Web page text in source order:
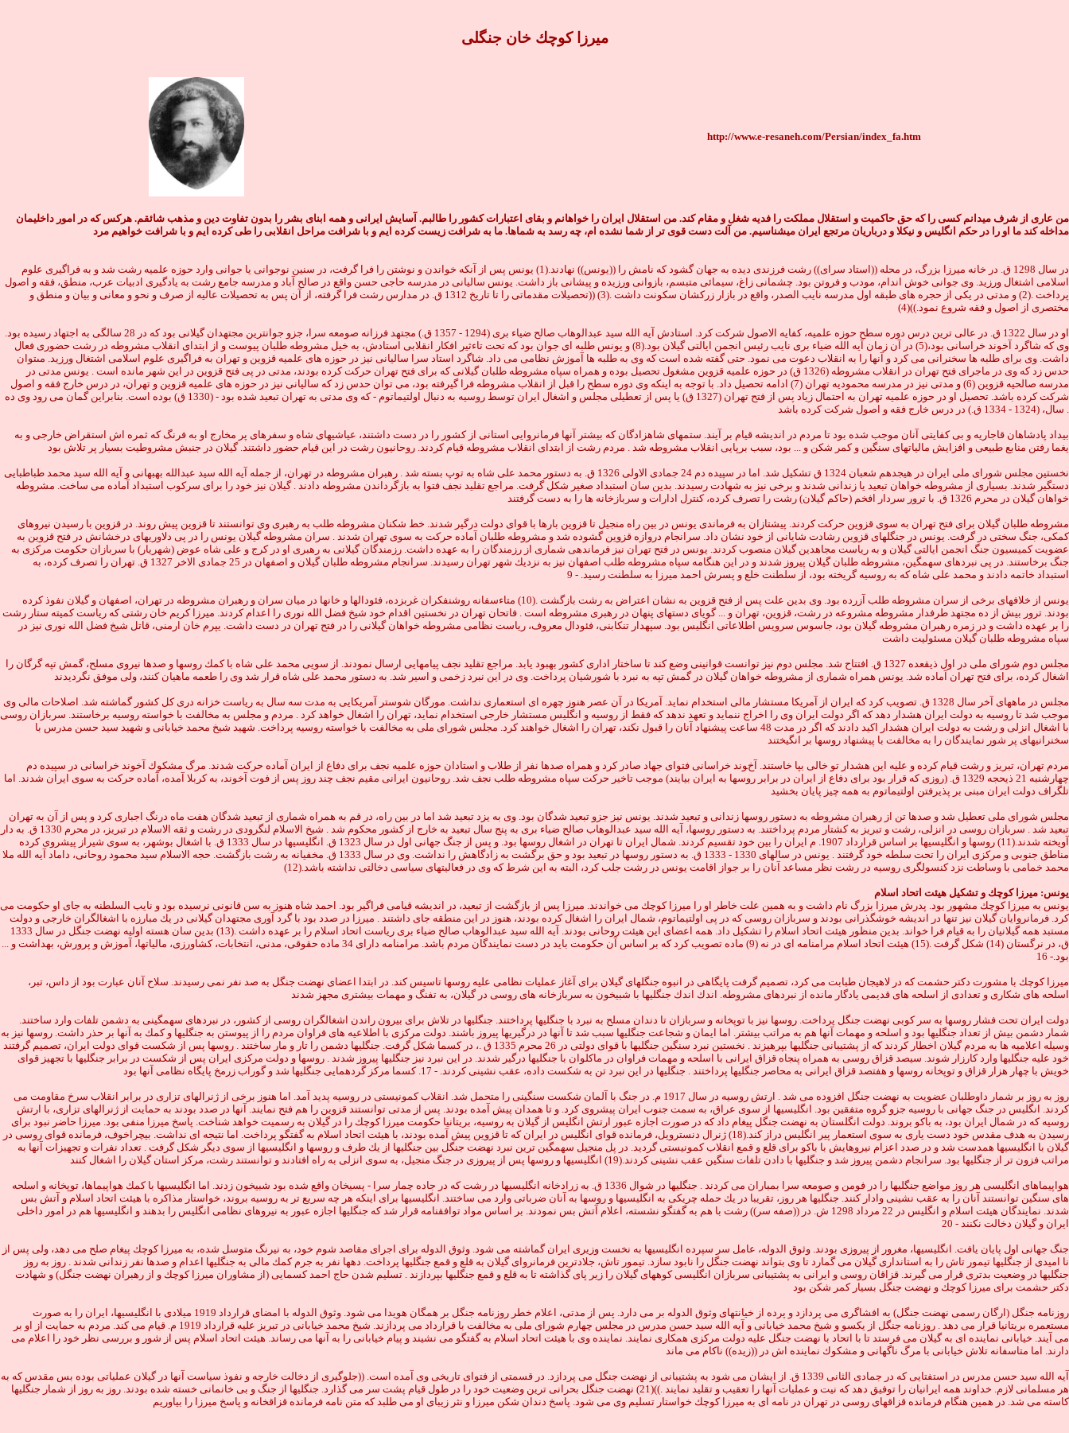
ميرزا كوچك خان جنگلى
http://www.e-resaneh.com/Persian/index_fa.htm
من عاری از شرف میدانم کسی را که حق حاکمیت و استقلال مملکت را فدیه شغل و مقام کند. من استقلال ایران را خواهانم و بقای اعتبارات کشور را طالبم. آسایش ایرانی و همه ابنای بشر را بدون تفاوت دین و مذهب شائقم. هرکس که در امور داخلیمان
مداخله کند ما او را در حکم انگلیس و نیکلا و درباریان مرتجع ایران میشناسیم. من آلت دست قوی تر از شما نشده ام، چه رسد به شماها. ما به شرافت زیست کرده ایم و با شرافت مراحل انقلابی را طی کرده ایم و با شرافت خواهیم مرد
در سال 1298 ق. در خانه ميرزا بزرگ، در محله ((استاد سراى)) رشت فرزندى ديده به جهان گشود كه نامش را ((يونس)) نهادند.(1) يونس پس از آنكه خواندن و نوشتن را فرا گرفت، در سنين نوجوانى يا جوانى وارد حوزه علميه رشت شد و به فراگيرى علوم
اسلامى اشتغال ورزيد. وی جوانى خوش اندام، مودب و فروتن بود. چشمانى زاغ، سیمائى متبسم، بازوانى ورزیده و پیشانى باز داشت. يونس ساليانى در مدرسه حاجى حسن واقع در صالح آباد و مدرسه جامع رشت به يادگيرى ادبيات عرب، منطق، فقه و اصول
پرداخت .(2) و مدتى در يكى از حجره هاى طبقه اول مدرسه نايب الصدر، واقع در بازار زركشان سكونت داشت .(3) ((تحصيلات مقدماتى را تا تاريخ 1312 ق. در مدارس رشت فرا گرفته، از آن پس به تحصيلات عاليه از صرف و نحو و معانى و بيان و منطق و
مختصرى از اصول و فقه شروع نمود.))(4)
او در سال 1322 ق. در عالى ترين درس دوره سطح حوزه علميه، كفايه الاصول شركت كرد. استادش آيه الله سيد عبدالوهاب صالح ضياء برى (1294 - 1357 ق.) مجتهد فرزانه صومعه سرا، جزو جوانترين مجتهدان گيلانى بود كه در 28 سالگى به اجتهاد رسيده بود.
وى كه شاگرد آخوند خراسانى بود،(5) در آن زمان آيه الله ضياء برى نايب رئيس انجمن ايالتى گيلان بود.(8) و يونس طلبه اى جوان بود كه تحت تاءثير افكار انقلابى استادش، به خيل مشروطه طلبان پيوست و از ابتداى انقلاب مشروطه در رشت حضورى فعال
داشت. وى براى طلبه ها سخنرانى مى كرد و آنها را به انقلاب دعوت مى نمود. حتى گفته شده است كه وى به طلبه ها آموزش نظامى مى داد. شاگرد استاد سرا ساليانى نيز در حوزه هاى علميه قزوين و تهران به فراگيرى علوم اسلامى اشتغال ورزيد. مىتوان
حدس زد كه وى در ماجراى فتح تهران در انقلاب مشروطه (1326 ق) در حوزه علميه قزوين مشغول تحصيل بوده و همراه سپاه مشروطه طلبان گيلانى كه براى فتح تهران حركت كرده بودند، مدتى در پى فتح قزوين در اين شهر مانده است . يونس مدتى در
مدرسه صالحيه قزوين (6) و مدتى نيز در مدرسه محموديه تهران (7) ادامه تحصيل داد. با توجه به اينكه وى دوره سطح را قبل از انقلاب مشروطه فرا گيرفته بود، مى توان حدس زد كه ساليانى نيز در حوزه هاى علميه قزوين و تهران، در درس خارج فقه و اصول
شركت كرده باشد. تحصيل او در حوزه علميه تهران به احتمال زياد پس از فتح تهران (1327 ق) يا پس از تعطيلى مجلس و اشغال ايران توسط روسيه به دنبال اولتيماتوم - كه وى مدتى به تهران تبعيد شده بود - (1330 ق) بوده است. بنابراين گمان مى رود وى ده
سال، (1324 - 1334 ق.) در درس خارج فقه و اصول شركت كرده باشد .
بيداد پادشاهان قاجاريه و بى كفايتى آنان موجب شده بود تا مردم در انديشه قيام بر آيند. ستمهاى شاهزادگان كه بيشتر آنها فرمانروايى استانى از كشور را در دست داشتند، عياشيهاى شاه و سفرهاى پر مخارج او به فرنگ كه ثمره اش استقراض خارجى و به
يغما رفتن منابع طبيعى و افزايش مالياتهاى سنگين و كمر شكن و ... بود، سبب برپايى انقلاب مشروطه شد . مردم رشت از ابتداى انقلاب مشروطه قيام كردند. روحانيون رشت در اين قيام حضور داشتند. گيلان در جنبش مشروطيت بسيار پر تلاش بود
نخستين مجلس شوراى ملى ايران در هيجدهم شعبان 1324 ق تشكيل شد. اما در سپيده دم 24 جمادى الاولى 1326 ق. به دستور محمد على شاه به توپ بسته شد . رهبران مشروطه در تهران، از جمله آيه الله سيد عبدالله بهبهانى و آيه الله سيد محمد طباطبايى
دستگير شدند. بسيارى از مشروطه خواهان تبعيد يا زندانى شدند و برخى نيز به شهادت رسيدند. بدين سان استبداد صغير شكل گرفت. مراجع تقليد نجف فتوا به بازگرداندن مشروطه دادند . گيلان نيز خود را براى سركوب استبداد آماده مى ساخت. مشروطه
خواهان گيلان در محرم 1326 ق. با ترور سردار افخم (حاكم گيلان) رشت را تصرف كرده، كنترل ادارات و سربازخانه ها را به دست گرفتند
مشروطه طلبان گيلان براى فتح تهران به سوى قزوين حركت كردند. پيشتازان به فرماندى يونس در بين راه منجيل تا قزوين بارها با قواى دولت درگير شدند. خط شكنان مشروطه طلب به رهبرى وى توانستند تا قزوين پيش روند. در قزوين با رسيدن نيروهاى
كمكى، جنگ سختى در گرفت. يونس در جنگلهاى قزوين رشادت شايانى از خود نشان داد. سرانجام دروازه قزوين گشوده شد و مشروطه طلبان آماده حركت به سوى تهران شدند . سران مشروطه گيلان يونس را در پى دلاوريهاى درخشانش در فتح قزوين به
عضويت كميسيون جنگ انجمن ايالتى گيلان و به رياست مجاهدين گيلان منصوب كردند. يونس در فتح تهران نيز فرماندهى شمارى از رزمندگان را به عهده داشت. رزمندگان گيلانى به رهبرى او در كرج و على شاه عوض (شهريار) با سربازان حكومت مركزى به
جنگ برخاستند. در پى نبردهاى سهمگين، مشروطه طلبان گيلان پيروز شدند و در اين هنگامه سپاه مشروطه طلب اصفهان نيز به نزديك شهر تهران رسيدند. سرانجام مشروطه طلبان گيلان و اصفهان در 25 جمادى الاخر 1327 ق. تهران را تصرف كرده، به
استبداد خاتمه دادند و محمد على شاه كه به روسيه گريخته بود، از سلطنت خلع و پسرش احمد ميرزا به سلطنت رسيد. - 9
يونس از خلافهاى برخى از سران مشروطه طلب آزرده بود. وى بدين علت پس از فتح قزوين به نشان اعتراض به رشت بازگشت .(10) متاءسفانه روشنفكران غربزده، فئودالها و خانها در ميان سران و رهبران مشروطه در تهران، اصفهان و گيلان نفوذ كرده
بودند. ترور بيش از ده مجتهد طرفدار مشروطه مشروعه در رشت، قزوين، تهران و ... گوياى دستهاى پنهان در رهبرى مشروطه است . فاتحان تهران در نخستين اقدام خود شيخ فضل الله نورى را اعدام كردند. ميرزا كريم خان رشتى كه رياست كميته ستار رشت
را بر عهده داشت و در زمره رهبران مشروطه گيلان بود، جاسوس سرويس اطلاعاتى انگليس بود. سپهدار تنكابنى، فئودال معروف، رياست نظامى مشروطه خواهان گيلانى را در فتح تهران در دست داشت. يپرم خان ارمنى، قاتل شيخ فضل الله نورى نيز در
سپاه مشروطه طلبان گيلان مسئوليت داشت
مجلس دوم شوراى ملى در اول ذيقعده 1327 ق. افتتاح شد. مجلس دوم نيز توانست قوانينى وضع كند تا ساختار ادارى كشور بهبود يابد. مراجع تقليد نجف پیامهایی ارسال نمودند. از سويى محمد على شاه با كمك روسها و صدها نيروى مسلح، گمش تپه گرگان را
اشغال كرده، براى فتح تهران آماده شد. يونس همراه شمارى از مشروطه خواهان گيلان در گمش تپه به نبرد با شورشيان پرداخت. وى در اين نبرد زخمى و اسير شد. به دستور محمد على شاه قرار شد وى را طعمه ماهيان كنند، ولی موفق نگردیدند
مجلس در ماههاى آخر سال 1328 ق. تصويب كرد كه ايران از آمريكا مستشار مالى استخدام نمايد. آمريكا در آن عصر هنوز چهره اى استعمارى نداشت. مورگان شوستر آمريكايى به مدت سه سال به رياست خزانه درى كل كشور گماشته شد. اصلاحات مالى وى
موجب شد تا روسيه به دولت ايران هشدار دهد كه اگر دولت ايران وى را اخراج ننمايد و تعهد ندهد كه فقط از روسيه و انگليس مستشار خارجى استخدام نمايد، تهران را اشغال خواهد كرد . مردم و مجلس به مخالفت با خواسته روسيه برخاستند. سربازان روسى
با اشغال انزلى و رشت به دولت ايران هشدار اكيد دادند كه اگر در مدت 48 ساعت پيشنهاد آنان را قبول نكند، تهران را اشغال خواهند كرد. مجلس شوراى ملى به مخالفت با خواسته روسيه پرداخت. شهيد شيخ محمد خيابانى و شهيد سيد حسن مدرس با
سخنرانيهاى پر شور نمايندگان را به مخالفت با پيشنهاد روسها بر انگيختند
مردم تهران، تبريز و رشت قيام كرده و عليه اين هشدار تو خالى بپا خاستند. آخوند خراسانى فتواى جهاد صادر كرد و همراه صدها نفر از طلاب و استادان حوزه علميه نجف براى دفاع از ايران آماده حركت شدند. مرگ مشكوك آخوند خراسانى در سپيده دم
چهارشنبه 21 ذيحجه 1329 ق. (روزى كه قرار بود براى دفاع از ايران در برابر روسها به ايران بيايند) موجب تاخير حركت سپاه مشروطه طلب نجف شد. روحانيون ايرانى مقيم نجف چند روز پس از فوت آخوند، به كربلا آمده، آماده حركت به سوى ايران شدند. اما
تلگراف دولت ايران مبنى بر پذيرفتن اولتيماتوم به همه چيز پايان بخشيد
مجلس شوراى ملى تعطيل شد و صدها تن از رهبران مشروطه به دستور روسها زندانى و تبعيد شدند. يونس نيز جزو تبعيد شدگان بود. وى به يزد تبعيد شد اما در بين راه، در قم به همراه شمارى از تبعيد شدگان هفت ماه درنگ اجبارى كرد و پس از آن به تهران
تبعيد شد . سربازان روسى در انزلى، رشت و تبريز به كشتار مردم پرداختند. به دستور روسها، آيه الله سيد عبدالوهاب صالح ضياء برى به پنج سال تبعيد به خارج از كشور محكوم شد . شيخ الاسلام لنگرودى در رشت و ثقه الاسلام در تبريز، در محرم 1330 ق. به دار
آويخته شدند.(11) روسها و انگليسيها بر اساس قرارداد 1907. م ايران را بين خود تقسيم كردند. شمال ايران تا تهران در اشغال روسها بود. و پس از جنگ جهانى اول در سال 1323 ق. انگليسيها در سال 1333 ق. با اشغال بوشهر، به سوى شيراز پيشروى كرده
مناطق جنوبى و مركزى ايران را تحت سلطه خود گرفتند . يونس در سالهاى 1330 - 1333 ق. به دستور روسها در تبعيد بود و حق برگشت به زادگاهش را نداشت. وى در سال 1333 ق. مخفيانه به رشت بازگشت. حجه الاسلام سيد محمود روحانى، داماد آيه الله ملا
محمد خمامى با وساطت نزد كنسولگرى روسيه در رشت نظر مساعد آنان را بر جواز اقامت يونس در رشت جلب كرد، البته به اين شرط كه وى در فعاليتهاى سياسى دخالتى نداشته باشد.(12)
یونس: ميرزا كوچك و تشکیل هیئت اتحاد اسلام
يونس به ميرزا كوچك مشهور بود. پدرش ميرزا بزرگ نام داشت و به همين علت خاطر او را ميرزا كوچك مى خواندند. ميرزا پس از بازگشت از تبعيد، در انديشه قيامى فراگير بود. احمد شاه هنوز به سن قانونى نرسيده بود و نايب السلطنه به جاى او حكومت مى
كرد. فرمانروايان گيلان نيز تنها در انديشه خوشگذرانى بودند و سربازان روسى كه در پى اولتيماتوم، شمال ايران را اشغال كرده بودند، هنوز در اين منطقه جاى داشتند . ميرزا در صدد بود با گرد آورى مجتهدان گيلانى در يك مبارزه با اشغالگران خارجى و دولت
مستبد همه گيلانيان را به قيام فرا خواند. بدين منظور هيئت اتحاد اسلام را تشكيل داد. همه اعضاى اين هيئت روحانى بودند. آيه الله سيد عبدالوهاب صالح ضياء برى رياست اتحاد اسلام را بر عهده داشت .(13) بدين سان هسته اوليه نهضت جنگل در سال 1333
ق، در نرگستان (14) شكل گرفت .(15) هيئت اتحاد اسلام مرامنامه اى در نه (9) ماده تصويب كرد كه بر اساس آن حكومت بايد در دست نمايندگان مردم باشد. مرامنامه داراى 34 ماده حقوقى، مدنى، انتخابات، كشاورزى، مالياتها، آموزش و پرورش، بهداشت و ...
بود.- 16
ميرزا كوچك با مشورت دكتر حشمت كه در لاهيجان طبابت مى كرد، تصميم گرفت پايگاهى در انبوه جنگلهاى گيلان براى آغاز عمليات نظامى عليه روسها تاسيس كند. در ابتدا اعضاى نهضت جنگل به صد نفر نمى رسيدند. سلاح آنان عبارت بود از داس، تبر،
اسلحه هاى شكارى و تعدادى از اسلحه هاى قديمى يادگار مانده از نبردهاى مشروطه. اندك اندك جنگليها با شبيخون به سربازخانه هاى روسى در گيلان، به تفنگ و مهمات بيشترى مجهز شدند
دولت ايران تحت فشار روسها به سر كوبى نهضت جنگل پرداخت. روسها نيز با توپخانه و سربازان تا دندان مسلح به نبرد با جنگليها پرداختند. جنگليها در تلاش براى بيرون راندن اشغالگران روسى از كشور، در نبردهاى سهمگينى به دشمن تلفات وارد ساختند.
شمار دشمن بيش از تعداد جنگليها بود و اسلحه و مهمات آنها هم به مراتب بيشتر. اما ايمان و شجاعت جنگليها سبب شد تا آنها در درگيريها پيروز باشند. دولت مركزى با اطلاعيه هاى فراوان مردم را از پيوستن به جنگليها و كمك به آنها بر حذر داشت. روسها نيز به
وسيله اعلاميه ها به مردم گيلان اخطار كردند كه از پشتيبانى جنگليها بپرهيزند . نخستين نبرد سنگين جنگليها با قواى دولتى در 26 محرم 1335 ق .، در كسما شكل گرفت. جنگليها دشمن را تار و مار ساختند . روسها پس از شكست قواى دولت ايران، تصميم گرفتند
خود عليه جنگليها وارد كارزار شوند. سيصد قزاق روسى به همراه پنجاه قزاق ايرانى با اسلحه و مهمات فراوان در ماكلوان با جنگليها درگير شدند. در اين نبرد نيز جنگليها پيروز شدند . روسها و دولت مركزى ايران پس از شكست در برابر جنگليها با تجهيز قواى
خويش با چهار هزار قزاق و توپخانه روسها و هفتصد قزاق ايرانى به محاصر جنگليها پرداختند . جنگليها در اين نبرد تن به شكست داده، عقب نشينى كردند. - 17. كسما مركز گردهمايى جنگليها شد و گوراب زرمخ پايگاه نظامى آنها بود
روز به روز بر شمار داوطلبان عضويت به نهضت جنگل افزوده مى شد . ارتش روسيه در سال 1917 م. در جنگ با آلمان شكست سنگينى را متحمل شد. انقلاب كمونيستى در روسيه پديد آمد. اما هنوز برخى از ژنرالهاى تزارى در برابر انقلاب سرخ مقاومت مى
كردند. انگليس در جنگ جهانى با روسيه جزو گروه متفقين بود. انگليسيها از سوى عراق، به سمت جنوب ايران پيشروى كرد. و تا همدان پيش آمده بودند. پس از مدتى توانستند قزوين را هم فتح نمايند. آنها در صدد بودند به حمايت از ژنرالهاى تزارى، با ارتش
روسيه كه در شمال ايران بود، به باكو بروند. دولت انگلستان به نهضت جنگل پيغام داد كه در صورت اجازه عبور ارتش انگليس از گيلان به روسيه، بريتانيا حكومت ميرزا كوچك را در گيلان به رسميت خواهد شناخت. پاسخ ميرزا منفى بود. ميرزا حاضر نبود براى
رسيدن به هدف مقدس خود دست يارى به سوى استعمار پير انگليس دراز كند.(18) ژنرال دنسترويل، فرمانده قواى انگليس در ايران كه تا قزوين پيش آمده بودند، با هيئت اتحاد اسلام به گفتگو پرداخت. اما نتيجه اى نداشت. بيچراخوف، فرمانده قواى روسى در
گيلان با انگليسيها همدست شد و در صدد اعزام نيروهايش با باكو براى قلع و قمع انقلاب كمونيستى گرديد. در پل منجيل سهمگين ترين نبرد نهضت جنگل بين جنگليها از يك طرف و روسها و انگليسيها از سوى ديگر شكل گرفت . تعداد نفرات و تجهيزات آنها به
مراتب فزون تر از جنگليها بود. سرانجام دشمن پيروز شد و جنگليها با دادن تلفات سنگين عقب نشينى كردند.(19) انگليسيها و روسها پس از پيروزى در جنگ منجيل، به سوى انزلى به راه افتادند و توانستند رشت، مركز استان گيلان را اشغال كنند
هواپيماهاى انگليسى هر روز مواضع جنگليها را در فومن و صومعه سرا بمباران مى كردند . جنگليها در شوال 1336 ق. به زرادخانه انگليسيها در رشت كه در جاده چمار سرا - پسيخان واقع شده بود شبيخون زدند. اما انگليسيها با كمك هواپيماها، توپخانه و اسلحه
هاى سنگين توانستند آنان را به عقب نشينى وادار كنند. جنگليها هر روز، تقريبا در يك حمله چريكى به انگليسيها و روسها به آنان ضرباتى وارد مى ساختند. انگليسيها براى اينكه هر چه سريع تر به روسيه بروند، خواستار مذاكره با هيئت اتحاد اسلام و آتش بس
شدند. نمايندگان هيئت اسلام و انگليس در 22 مرداد 1298 ش. در ((صفه سر)) رشت با هم به گفتگو نشسته، اعلام آتش بس نمودند. بر اساس مواد توافقنامه قرار شد كه جنگليها اجازه عبور به نيروهاى نظامى انگليس را بدهند و انگليسيها هم در امور داخلى
ايران و گيلان دخالت نكنند - 20
جنگ جهانى اول پايان يافت. انگليسيها، مغرور از پيروزى بودند. وثوق الدوله، عامل سر سپرده انگليسيها به نخست وزيرى ايران گماشته مى شود. وثوق الدوله براى اجراى مقاصد شوم خود، به نيرنگ متوسل شده، به ميرزا كوچك پيغام صلح مى دهد، ولى پس از
نا اميدى از جنگليها تيمور تاش را به استاندارى گيلان مى گمارد تا وى بتواند نهضت جنگل را نابود سازد. تيمور تاش، جلادترين فرمانرواى گيلان به قلع و قمع جنگليها پرداخت. دهها نفر به جرم كمك مالى به جنگليها اعدام و صدها نفر زندانى شدند . روز به روز
جنگليها در وضعيت بدترى قرار مى گيرند. قزاقان روسى و ايرانى به پشتيبانى سربازان انگليسى كوههاى گيلان را زير پاى گذاشته تا به قلع و قمع جنگليها بپردازند . تسليم شدن حاج احمد كسمايى (از مشاوران ميرزا كوچك و از رهبران نهضت جنگل) و شهادت
دكتر حشمت براى ميرزا كوچك و نهضت جنگل بسيار كمر شكن بود
روزنامه جنگل (ارگان رسمى نهضت جنگل) به افشاگرى مى پردازد و پرده از خيانتهاى وثوق الدوله بر مى دارد. پس از مدتى، اعلام خطر روزنامه جنگل بر همگان هويدا مى شود. وثوق الدوله با امضاى قرارداد 1919 ميلادى با انگليسيها، ايران را به صورت
مستعمره بريتانيا قرار مى دهد . روزنامه جنگل از یکسو و شيخ محمد خيابانى و آيه الله سيد حسن مدرس در مجلس چهارم شوراى ملى به مخالفت با قرارداد مى پردازند. شيخ محمد خيابانى در تبريز عليه قرارداد 1919 م. قيام مى كند. مردم به حمايت از او بر
مى آيند. خيابانى نماينده اى به گيلان مى فرستد تا با اتحاد با نهضت جنگل عليه دولت مركزى همكارى نمايند. نماينده وى با هيئت اتحاد اسلام به گفتگو مى نشيند و پيام خيابانى را به آنها مى رساند. هيئت اتحاد اسلام پس از شور و بررسى نظر خود را اعلام مى
دارند. اما متاسفانه تلاش خيابانى با مرگ ناگهانى و مشكوك نماينده اش در ((زيده)) ناكام مى ماند
آيه الله سيد حسن مدرس در استفتايى كه در جمادى الثانى 1339 ق. از ايشان مى شود به پشتيبانى از نهضت جنگل مى پردازد. در قسمتى از فتواى تاريخى وى آمده است. ((جلوگيرى از دخالت خارجه و نفوذ سياست آنها در گيلان عملياتى بوده بس مقدس كه به
هر مسلمانى لازم. خداوند همه ايرانيان را توفيق دهد كه نيت و عمليات آنها را تعقيب و تقليد نمايند .))(21) نهضت جنگل بحرانى ترين وضعيت خود را در طول قيام پشت سر مى گذارد. جنگليها از جنگ و بى خانمانى خسته شده بودند. روز به روز از شمار جنگليها
كاسته مى شد. در همين هنگام فرمانده قزاقهاى روسى در تهران در نامه اى به ميرزا كوچك خواستار تسليم وى مى شود. پاسخ دندان شكن ميرزا و نثر زيباى او مى طلبد كه متن نامه فرمانده قزاقخانه و پاسخ ميرزا را بياوريم